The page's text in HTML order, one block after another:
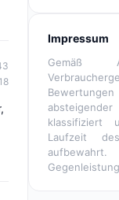
Impressum
Gemäß
klassifiziert
Laufzeit
aufbewahrt.